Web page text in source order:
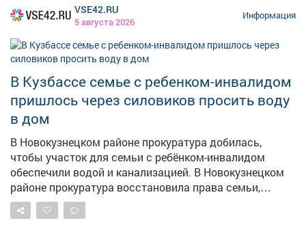
VSE42.RU
5 августа 2026
Информация
В Кузбассе семье с ребенком-инвалидом
пришлось через силовиков просить воду
в дом
В Новокузнецком районе прокуратура добилась,
чтобы участок для семьи с ребёнком-инвалидом
обеспечили водой и канализацией. В Новокузнецком
районе прокуратура восстановила права семьи,
воспитывающей ребёнка с ограниченными
возможностями здоровья. Как сообщает прокуратура